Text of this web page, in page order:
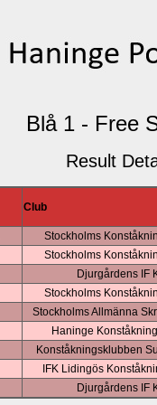
Blå 1 - Free
Result
Club
Stockholms
Stockholms
Djurgårdens IF
Stockholms
Stockholms Allmänna
Haninge
Konståkningsklubben
IFK Lidingös
Djurgårdens IF